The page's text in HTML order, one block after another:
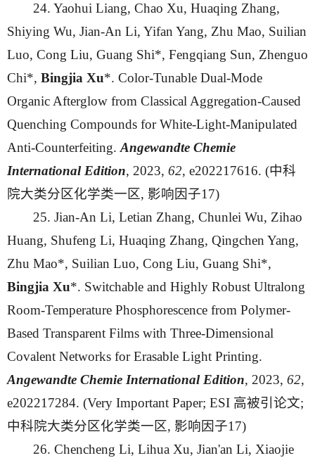
24. Yaohui Liang, Chao Xu, Huaqing Zhang,
Shiying Wu, Jian-An Li, Yifan Yang, Zhu Mao, Suilian
Luo, Cong Liu, Guang Shi*, Fengqiang Sun, Zhenguo
Chi*, Bingjia Xu*. Color-Tunable Dual-Mode
Organic Afterglow from Classical Aggregation-Caused
Quenching Compounds for White-Light-Manipulated
Anti-Counterfeiting. Angewandte Chemie
International Edition, 2023, 62, e202217616. (中科
院大类分区化学类一区, 影响因子17)
25. Jian-An Li, Letian Zhang, Chunlei Wu, Zihao
Huang, Shufeng Li, Huaqing Zhang, Qingchen Yang,
Zhu Mao*, Suilian Luo, Cong Liu, Guang Shi*,
Bingjia Xu*. Switchable and Highly Robust Ultralong
Room-Temperature Phosphorescence from Polymer-
Based Transparent Films with Three-Dimensional
Covalent Networks for Erasable Light Printing.
Angewandte Chemie International Edition, 2023, 62,
e202217284. (Very Important Paper; ESI 高被引论文;
中科院大类分区化学类一区, 影响因子17)
26. Chencheng Li, Lihua Xu, Jian'an Li, Xiaojie